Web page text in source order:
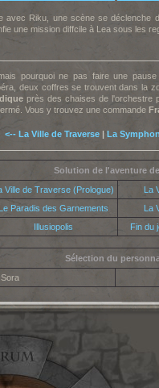
avec Riku, une scène se déclenche
une mission diffcile à Lea sous les
pourquoi ne pas faire une
deux coffres se trouvent dans la
près des chaises de l'orchestre
Vous y trouvez une commande
<-- La Ville de Traverse| La
Solution de l'aventure
Ville de Traverse (Prologue) La
Le Paradis des Garnements La
Illusiopolis Fin du
Sélection du